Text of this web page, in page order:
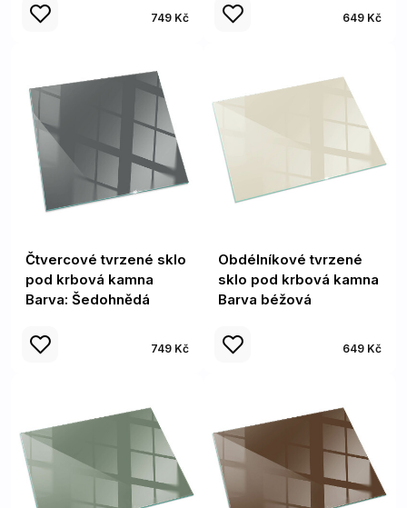
749 Kč 649 Kč
Čtvercové tvrzené sklo
pod krbová kamna
Barva: Šedohnědá
749 Kč
Obdélníkové tvrzené
sklo pod krbová kamna
Barva béžová
649 Kč